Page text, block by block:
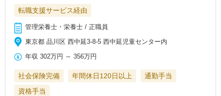
転職支援サービス経由
管理栄養士・栄養士 / 正職員
東京都 品川区 西中延3-8-5 西中延児童センター内
年収 302万円 ～356万円
社会保険完備 年間休日120日以上
通勤手当
資格手当